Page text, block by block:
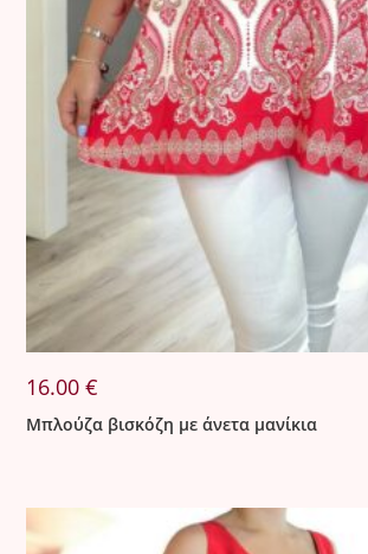
16.00€
Μπλούζα βισκόζη με άνετα μανίκια